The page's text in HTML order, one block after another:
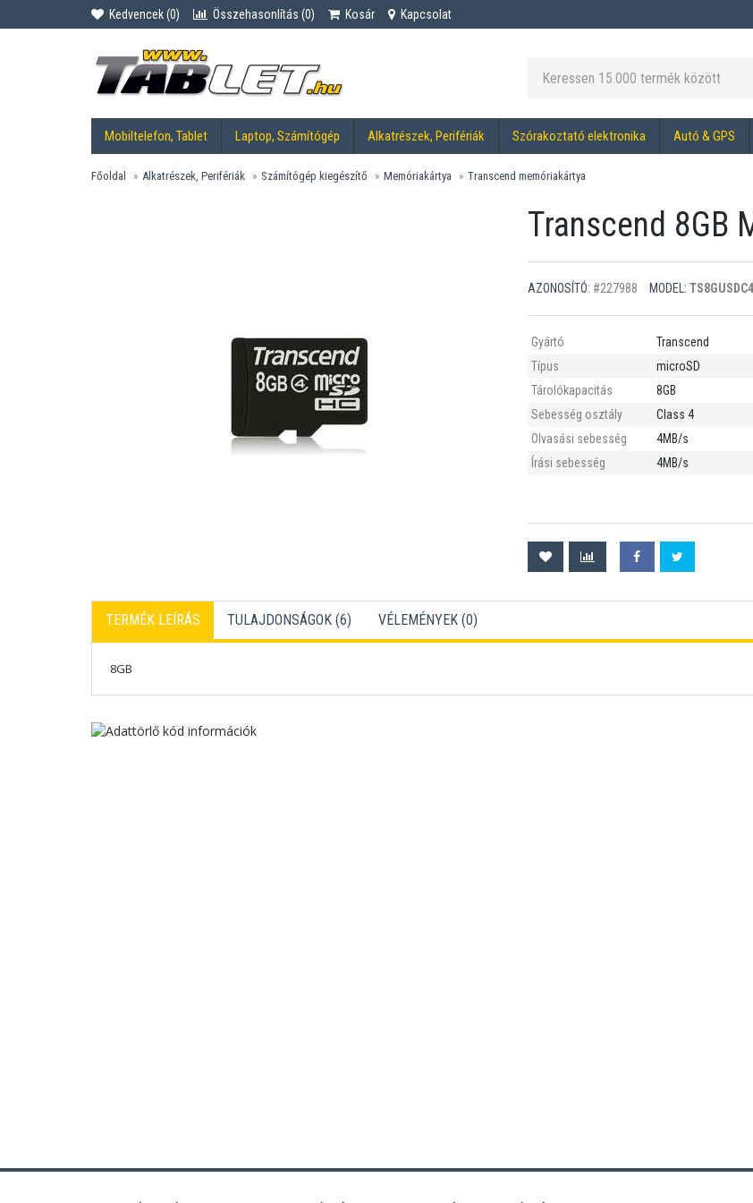
Kedvencek (0) Összehasonlítás (0) Kosár Kapcsolat
Mobiltelefon, Tablet Laptop, Számítógép Alkatrészek, Perifériák Szórakoztató elektronika Autó & GPS
Főoldal Alkatrészek, Perifériák Számítógép kiegészítő Memóriakártya Transcend memóriakártya
Transcend 8GB
AZONOSÍTÓ: #227988 MODEL: TS8GUSDC4
Gyártó
Transcend
Típus
microSD
Tárolókapacitás
8GB
Sebesség osztály
Class 4
Olvasási sebesség
4MB/s
Írási sebesség
4MB/s
TERMÉK LEÍRÁS TULAJDONSÁGOK (6) VÉLEMÉNYEK (0)
8GB